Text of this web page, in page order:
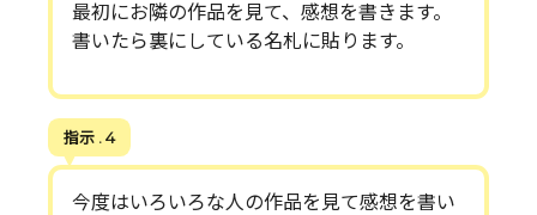
最初にお隣の作品を見て、感想を書きます。
書いたら裏にしている名札に貼ります。
指示 . 4
今度はいろいろな人の作品を見て感想を書い